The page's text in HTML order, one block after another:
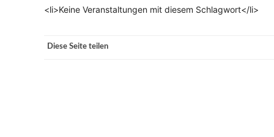
<li>Keine Veranstaltungen mit diesem Schlagwort</li>
Diese Seite teilen